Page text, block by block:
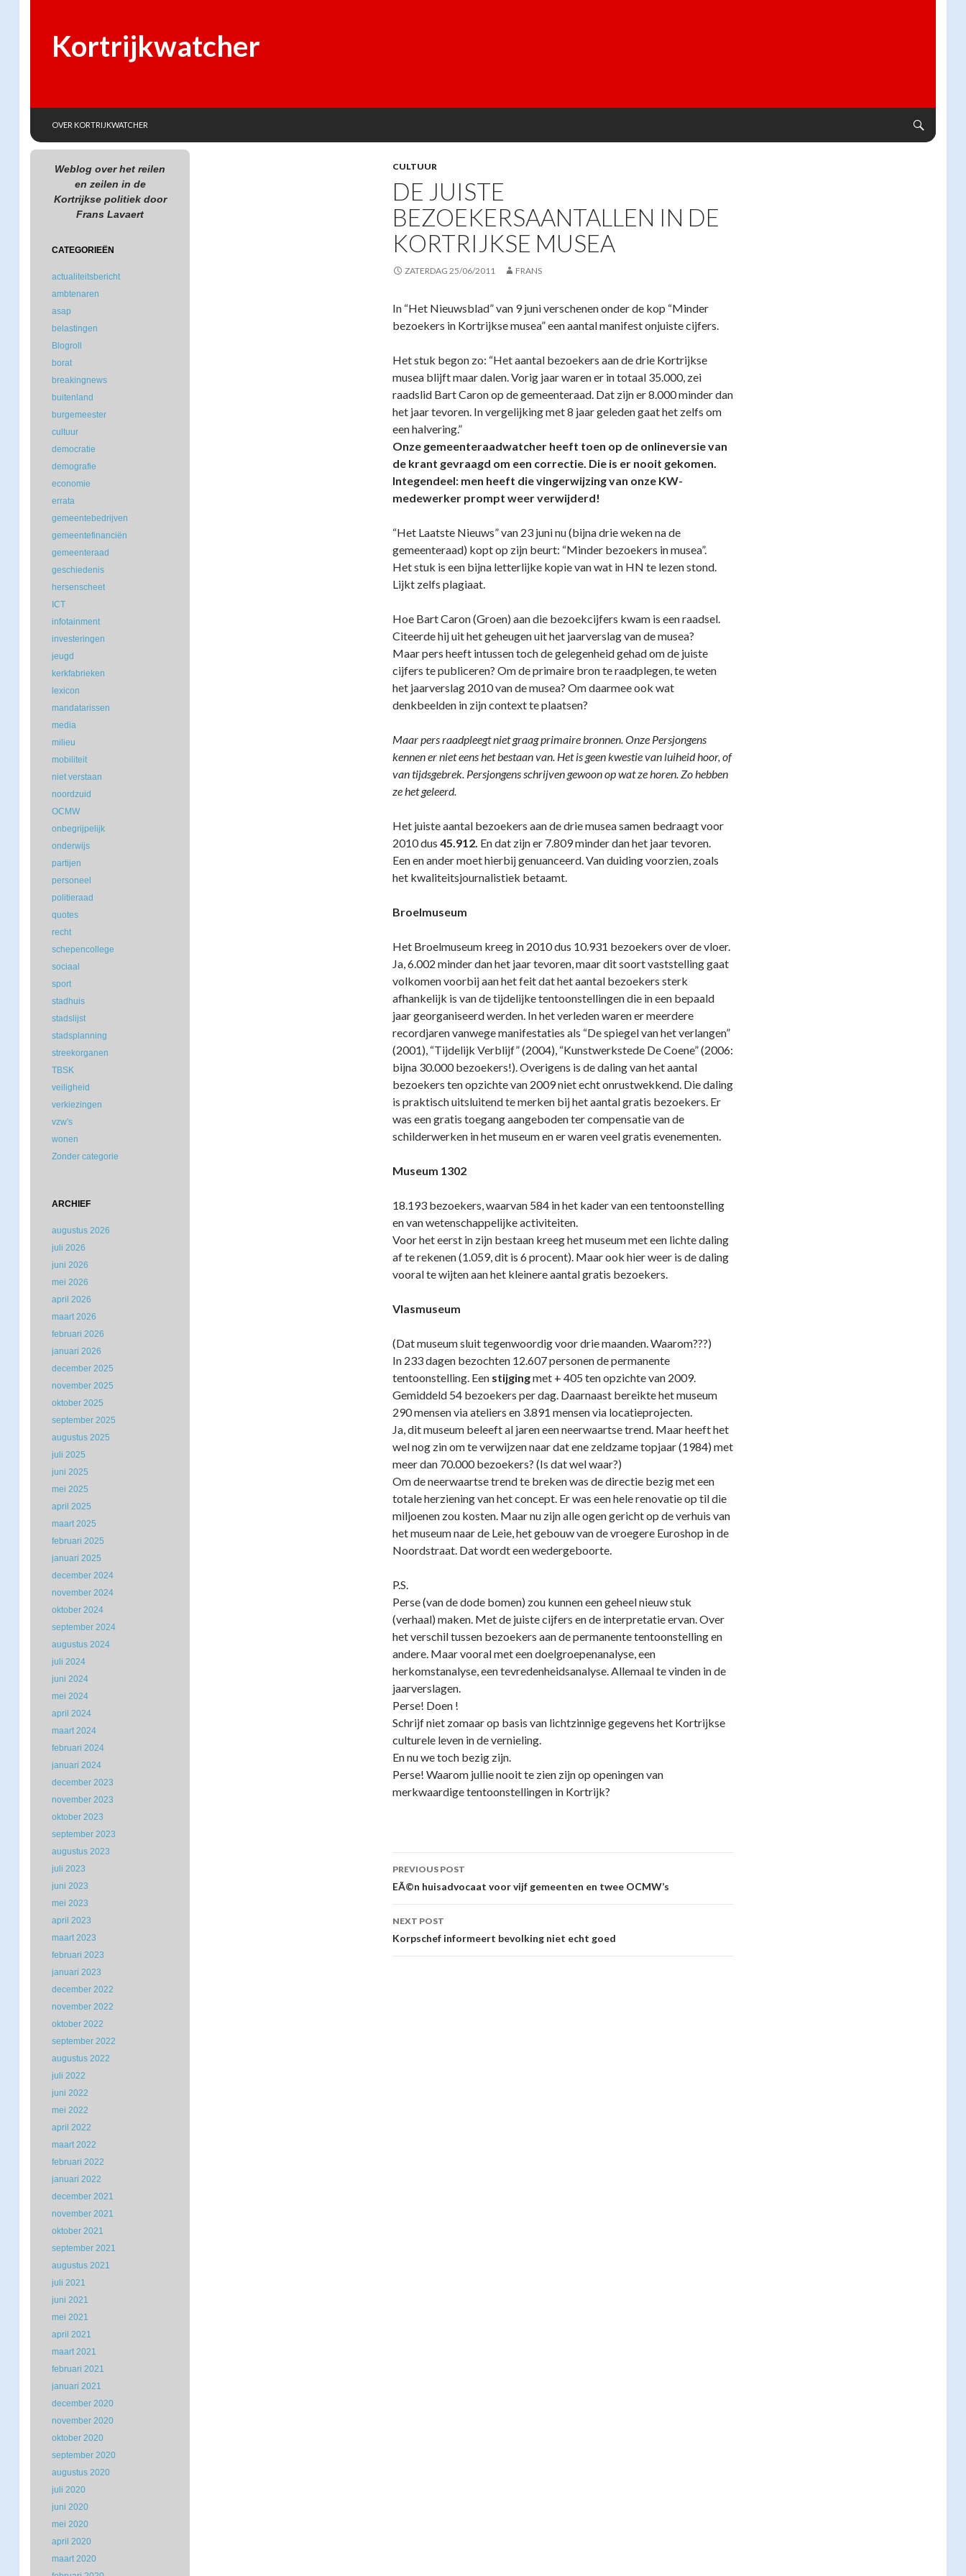
Kortrijkwatcher
OVER KORTRIJKWATCHER
CULTUUR
DE JUISTE
BEZOEKERSAANTALLEN IN DE
KORTRIJKSE MUSEA
ZATERDAG 25/06/2011 FRANS
In “Het Nieuwsblad” van 9 juni verschenen onder de kop “Minder
bezoekers in Kortrijkse musea” een aantal manifest onjuiste cijfers.
Het stuk begon zo: “Het aantal bezoekers aan de drie Kortrijkse
musea blijft maar dalen. Vorig jaar waren er in totaal 35.000, zei
raadslid Bart Caron op de gemeenteraad. Dat zijn er 8.000 minder dan
het jaar tevoren. In vergelijking met 8 jaar geleden gaat het zelfs om
een halvering.”
Onze gemeenteraadwatcher heeft toen op de onlineversie van
de krant gevraagd om een correctie. Die is er nooit gekomen.
Integendeel: men heeft die vingerwijzing van onze KW-
medewerker prompt weer verwijderd!
“Het Laatste Nieuws” van 23 juni nu (bijna drie weken na de
gemeenteraad) kopt op zijn beurt: “Minder bezoekers in musea”.
Het stuk is een bijna letterlijke kopie van wat in HN te lezen stond.
Lijkt zelfs plagiaat.
Hoe Bart Caron (Groen) aan die bezoekcijfers kwam is een raadsel.
Citeerde hij uit het geheugen uit het jaarverslag van de musea?
Maar pers heeft intussen toch de gelegenheid gehad om de juiste
cijfers te publiceren? Om de primaire bron te raadplegen, te weten
het jaarverslag 2010 van de musea? Om daarmee ook wat
denkbeelden in zijn context te plaatsen?
Maar pers raadpleegt niet graag primaire bronnen. Onze Persjongens
kennen er niet eens het bestaan van. Het is geen kwestie van luiheid hoor, of
van tijdsgebrek. Persjongens schrijven gewoon op wat ze horen. Zo hebben
ze het geleerd.
Het juiste aantal bezoekers aan de drie musea samen bedraagt voor
2010 dus 45.912. En dat zijn er 7.809 minder dan het jaar tevoren.
Een en ander moet hierbij genuanceerd. Van duiding voorzien, zoals
het kwaliteitsjournalistiek betaamt.
Broelmuseum
Het Broelmuseum kreeg in 2010 dus 10.931 bezoekers over de vloer.
Ja, 6.002 minder dan het jaar tevoren, maar dit soort vaststelling gaat
volkomen voorbij aan het feit dat het aantal bezoekers sterk
afhankelijk is van de tijdelijke tentoonstellingen die in een bepaald
jaar georganiseerd werden. In het verleden waren er meerdere
recordjaren vanwege manifestaties als “De spiegel van het verlangen”
(2001), “Tijdelijk Verblijf” (2004), “Kunstwerkstede De Coene” (2006:
bijna 30.000 bezoekers!). Overigens is de daling van het aantal
bezoekers ten opzichte van 2009 niet echt onrustwekkend. Die daling
is praktisch uitsluitend te merken bij het aantal gratis bezoekers. Er
was een gratis toegang aangeboden ter compensatie van de
schilderwerken in het museum en er waren veel gratis evenementen.
Museum 1302
18.193 bezoekers, waarvan 584 in het kader van een tentoonstelling
en van wetenschappelijke activiteiten.
Voor het eerst in zijn bestaan kreeg het museum met een lichte daling
af te rekenen (1.059, dit is 6 procent). Maar ook hier weer is de daling
vooral te wijten aan het kleinere aantal gratis bezoekers.
Vlasmuseum
(Dat museum sluit tegenwoordig voor drie maanden. Waarom???)
In 233 dagen bezochten 12.607 personen de permanente
tentoonstelling. Een stijgingmet + 405 ten opzichte van 2009.
Gemiddeld 54 bezoekers per dag. Daarnaast bereikte het museum
290 mensen via ateliers en 3.891 mensen via locatieprojecten.
Ja, dit museum beleeft al jaren een neerwaartse trend. Maar heeft het
wel nog zin om te verwijzen naar dat ene zeldzame topjaar (1984) met
meer dan 70.000 bezoekers? (Is dat wel waar?)
Om de neerwaartse trend te breken was de directie bezig met een
totale herziening van het concept. Er was een hele renovatie op til die
miljoenen zou kosten. Maar nu zijn alle ogen gericht op de verhuis van
het museum naar de Leie, het gebouw van de vroegere Euroshop in de
Noordstraat. Dat wordt een wedergeboorte.
P.S.
Perse (van de dode bomen) zou kunnen een geheel nieuw stuk
(verhaal) maken. Met de juiste cijfers en de interpretatie ervan. Over
het verschil tussen bezoekers aan de permanente tentoonstelling en
andere. Maar vooral met een doelgroepenanalyse, een
herkomstanalyse, een tevredenheidsanalyse. Allemaal te vinden in de
jaarverslagen.
Perse! Doen !
Schrijf niet zomaar op basis van lichtzinnige gegevens het Kortrijkse
culturele leven in de vernieling.
En nu we toch bezig zijn.
Perse! Waarom jullie nooit te zien zijn op openingen van
merkwaardige tentoonstellingen in Kortrijk?
Post
navigation
PREVIOUS POST
EÃ©n huisadvocaat voor vijf gemeenten en twee OCMW’s
NEXT POST
Korpschef informeert bevolking niet echt goed
Weblog over het reilen
en zeilen in de
Kortrijkse politiek door
Frans Lavaert
CATEGORIEËN
actualiteitsbericht
ambtenaren
asap
belastingen
Blogroll
borat
breakingnews
buitenland
burgemeester
cultuur
democratie
demografie
economie
errata
gemeentebedrijven
gemeentefinanciën
gemeenteraad
geschiedenis
hersenscheet
ICT
infotainment
investeringen
jeugd
kerkfabrieken
lexicon
mandatarissen
media
milieu
mobiliteit
niet verstaan
noordzuid
OCMW
onbegrijpelijk
onderwijs
partijen
personeel
politieraad
quotes
recht
schepencollege
sociaal
sport
stadhuis
stadslijst
stadsplanning
streekorganen
TBSK
veiligheid
verkiezingen
vzw's
wonen
Zonder categorie
ARCHIEF
augustus 2026
juli 2026
juni 2026
mei 2026
april 2026
maart 2026
februari 2026
januari 2026
december 2025
november 2025
oktober 2025
september 2025
augustus 2025
juli 2025
juni 2025
mei 2025
april 2025
maart 2025
februari 2025
januari 2025
december 2024
november 2024
oktober 2024
september 2024
augustus 2024
juli 2024
juni 2024
mei 2024
april 2024
maart 2024
februari 2024
januari 2024
december 2023
november 2023
oktober 2023
september 2023
augustus 2023
juli 2023
juni 2023
mei 2023
april 2023
maart 2023
februari 2023
januari 2023
december 2022
november 2022
oktober 2022
september 2022
augustus 2022
juli 2022
juni 2022
mei 2022
april 2022
maart 2022
februari 2022
januari 2022
december 2021
november 2021
oktober 2021
september 2021
augustus 2021
juli 2021
juni 2021
mei 2021
april 2021
maart 2021
februari 2021
januari 2021
december 2020
november 2020
oktober 2020
september 2020
augustus 2020
juli 2020
juni 2020
mei 2020
april 2020
maart 2020